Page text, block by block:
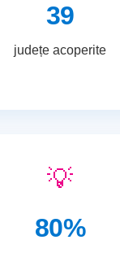
39
județe acoperite
💡
80%